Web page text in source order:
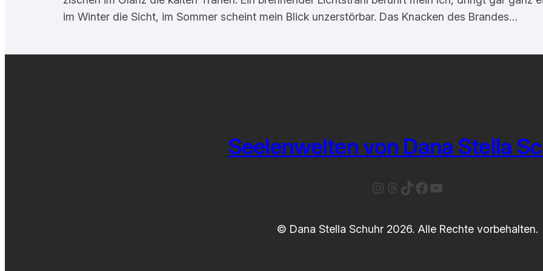
im Winter die Sicht, im Sommer scheint mein Blick unzerstörbar. Das Knacken des Brandes…
Seelenwelten von Dana Stella
Instagram
Threads
TikTok
Facebook
YouTube
© Dana Stella Schuhr 2026. Alle Rechte vorbehalten.